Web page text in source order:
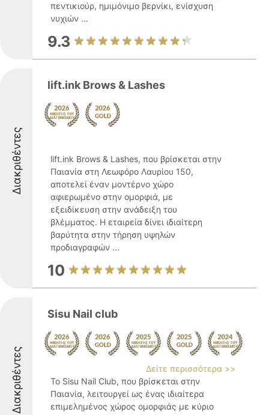
πεντικιούρ, ημιμόνιμο βερνίκι, ενίσχυση
νυχιών ...
9.3
Διακριθέντες
lift.ink Brows & Lashes
lift.ink Brows & Lashes, που βρίσκεται στην
Παιανία στη Λεωφόρο Λαυρίου 150,
αποτελεί έναν μοντέρνο χώρο
αφιερωμένο στην ομορφιά, με
εξειδίκευση στην ανάδειξη του
βλέμματος. Η εταιρεία δίνει ιδιαίτερη
βαρύτητα στην τήρηση υψηλών
προδιαγραφών ...
10
Διακριθέντες
Sisu Nail club
Δείτε περισσότερα >>
Το Sisu Nail Club, που βρίσκεται στην
Παιανία, λειτουργεί ως ένας ιδιαίτερα
επιμελημένος χώρος ομορφιάς με κύριο